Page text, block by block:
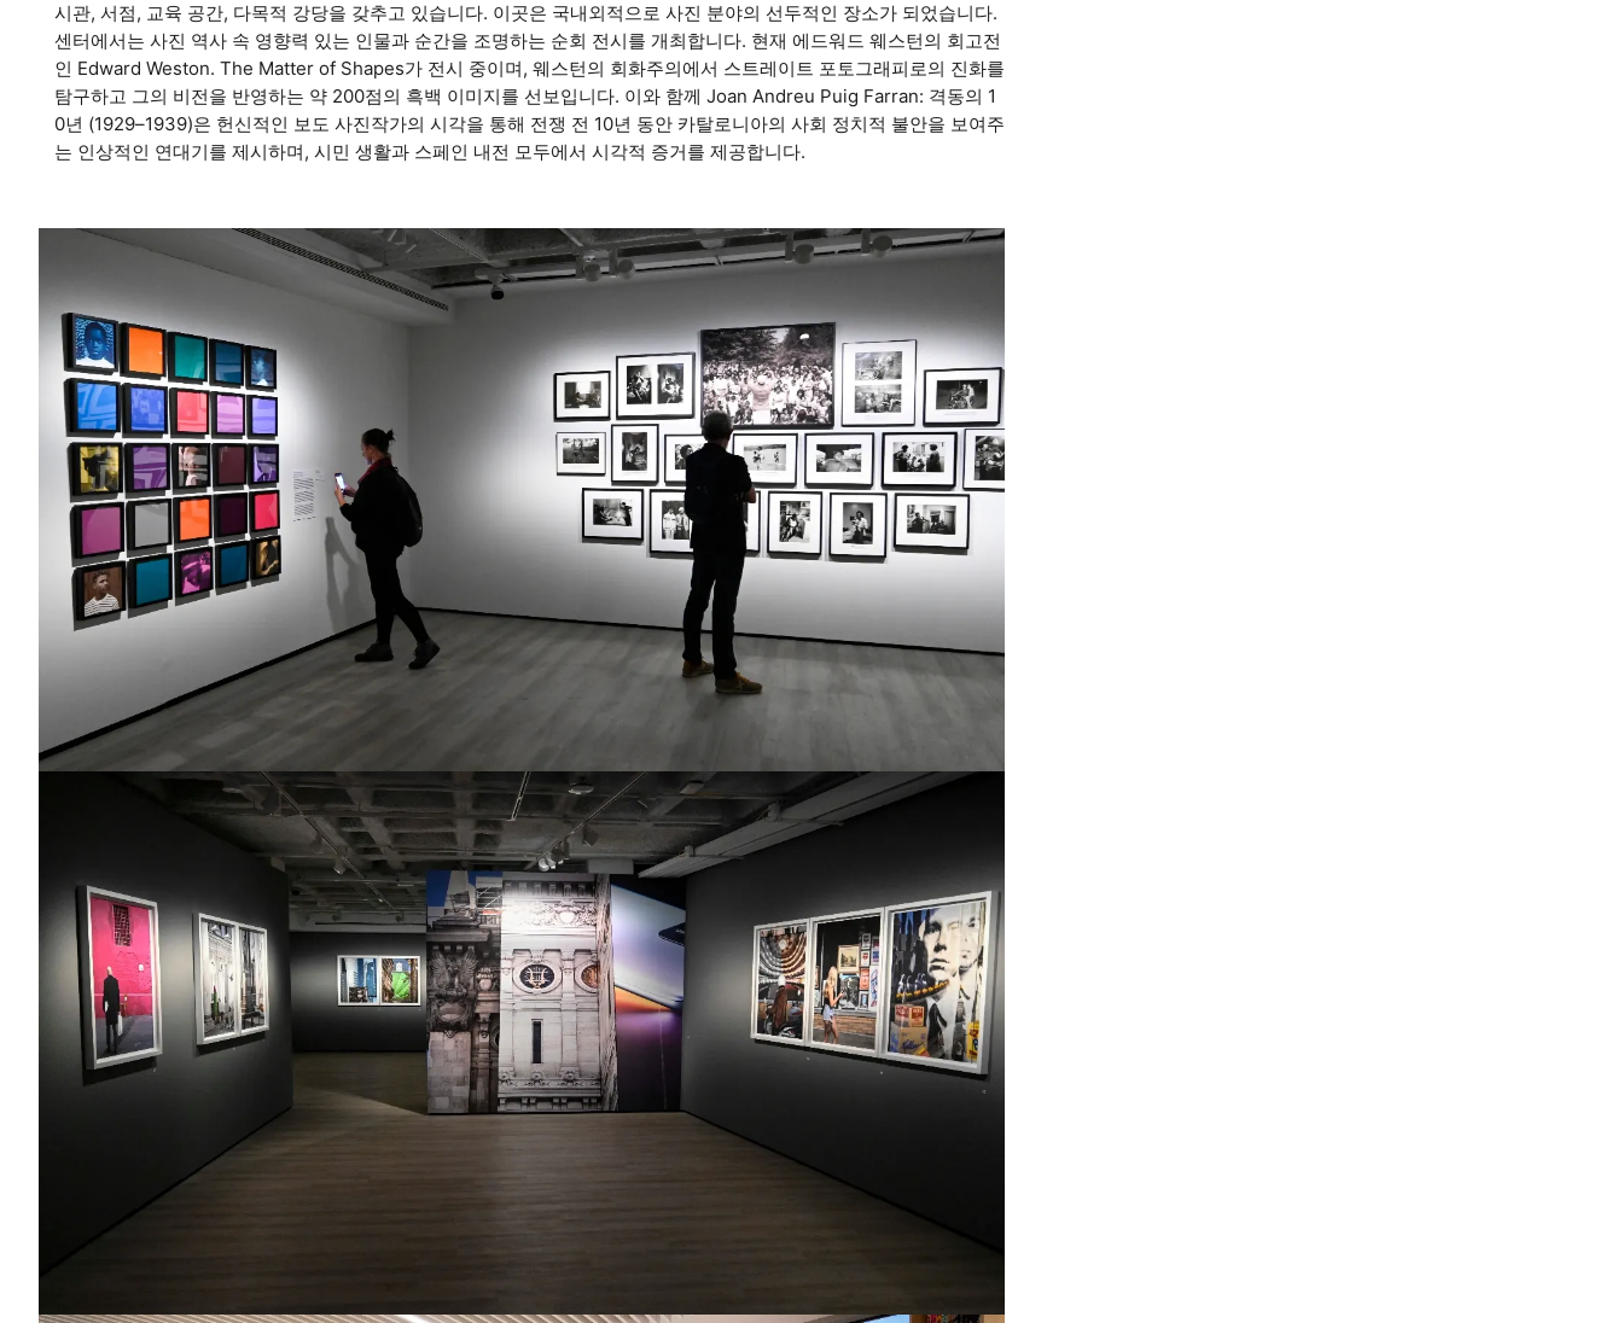
시관, 서점, 교육 공간, 다목적 강당을 갖추고 있습니다. 이곳은 국내외적으로 사진 분야의 선두적인 장소가 되었습니다.
센터에서는 사진 역사 속 영향력 있는 인물과 순간을 조명하는 순회 전시를 개최합니다. 현재 에드워드 웨스턴의 회고전
인 Edward Weston. The Matter of Shapes가 전시 중이며, 웨스턴의 회화주의에서 스트레이트 포토그래피로의 진화를
탐구하고 그의 비전을 반영하는 약 200점의 흑백 이미지를 선보입니다. 이와 함께 Joan Andreu Puig Farran: 격동의 1
0년 (1929–1939)은 헌신적인 보도 사진작가의 시각을 통해 전쟁 전 10년 동안 카탈로니아의 사회 정치적 불안을 보여주
는 인상적인 연대기를 제시하며, 시민 생활과 스페인 내전 모두에서 시각적 증거를 제공합니다.